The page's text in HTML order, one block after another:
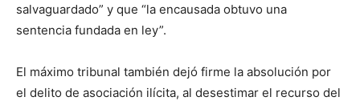
salvaguardado” y que “la encausada obtuvo una
sentencia fundada en ley”.
El máximo tribunal también dejó firme la absolución por
el delito de asociación ilícita, al desestimar el recurso del